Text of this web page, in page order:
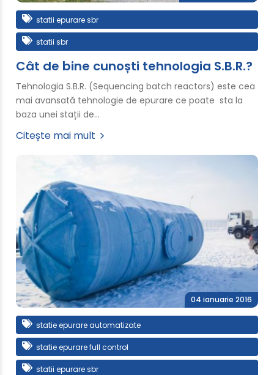
statii epurare sbr
statii sbr
Cât de bine cunoști tehnologia S.B.R.?
Tehnologia S.B.R. (Sequencing batch reactors) este cea
mai avansată tehnologie de epurare ce poate sta la
baza unei stații de…
Citește mai mult
04 ianuarie 2016
statie epurare automatizate
statie epurare full control
statii epurare sbr